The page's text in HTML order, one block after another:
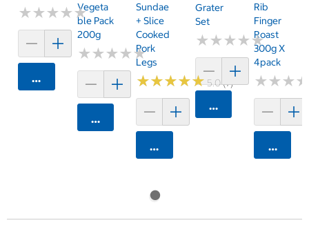
★★★★★
★★★★★
카트에 담기
Vegeta
Ble Pack
200g
★★★★★
★★★★★
카트에 담기
Sundae
+ Slice
Cooked
Pork
Legs
★★★★★
★★★★★5.0 (7)
카트에 담기
Grater
Set
★★★★★
★★★★★
카트에 담기
Rib
Finger
Roast
300g X
4pack
★★★
★★★
카트에